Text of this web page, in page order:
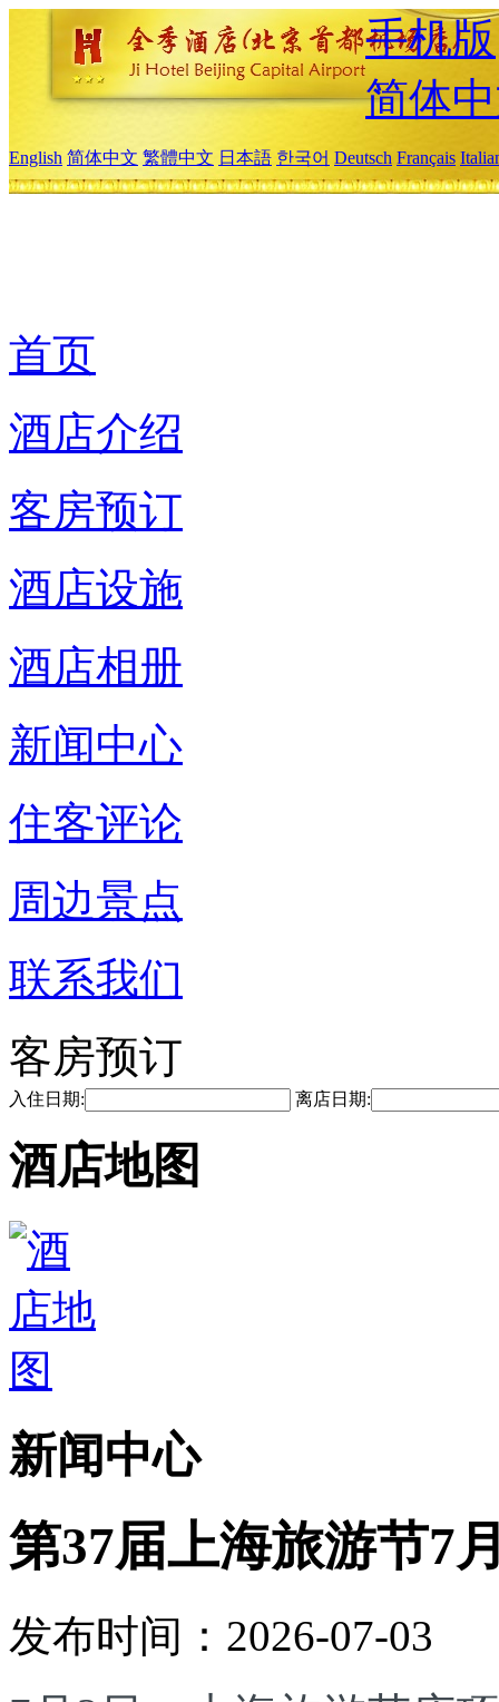
手机版
简体
English 简体中文 繁體中文 日本語 한국어 Deutsch Français
首页
酒店介绍
客房预订
酒店设施
酒店相册
新闻中心
住客评论
周边景点
联系我们
客房预订
入住日期: 离店日期:
酒店地图
新闻中心
第37届上海旅游节7
发布时间：2026-07-03